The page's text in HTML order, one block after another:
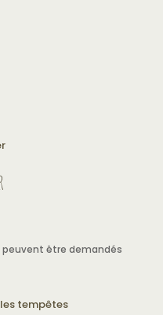
peuvent être demandés